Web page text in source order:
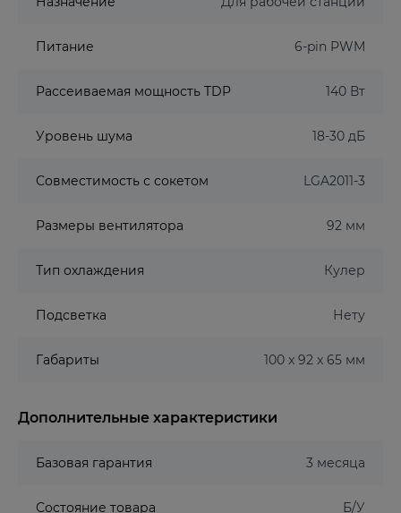
Питание 6-pin PWM
Рассеиваемая мощность TDP 140 Вт
Уровень шума 18-30 дБ
Совместимость с сокетом LGA2011-3
Размеры вентилятора 92 мм
Тип охлаждения Кулер
Подсветка Нету
Габариты 100 x 92 x 65 мм
Дополнительные характеристики
Базовая гарантия 3 месяца
Состояние товара Б/У